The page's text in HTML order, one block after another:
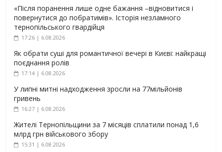
«Після поранення лише одне бажання –відновитися і
повернутися до побратимів». Історія незламного
тернопільського гвардійця
17:26 | 6.08.2026
Як обрати суші для романтичної вечері в Києві: найкращі
поєднання ролів
17:14 | 6.08.2026
У липні митні надходження зросли на 77мільйонів
гривень
16:27 | 6.08.2026
Жителі Тернопільщини за 7 місяців сплатили понад 1,6
млрд грн військового збору
15:31 | 6.08.2026